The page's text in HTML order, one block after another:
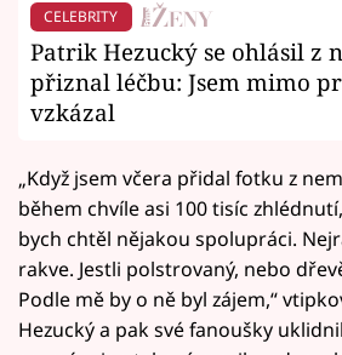
CELEBRITY
Patrik Hezucký se ohlásil z
přiznal léčbu: Jsem mimo
vzkázal
„Když jsem včera přidal fotku z
během chvíle asi 100 tisíc
bych chtěl nějakou spolupráci.
rakve. Jestli polstrovaný, nebo
Podle mě by o ně byl zájem,“
Hezucký a pak své fanoušky